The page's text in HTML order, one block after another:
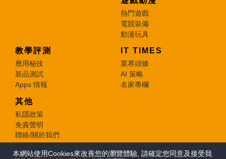
熱門遊戲
電競裝備
動漫玩具
教學評測
應用秘技
新品測試
Apps 情報
IT TIMES
業界頭條
AI 策略
名家專欄
其他
私隱政策
免責聲明
聯絡/關於我們
© 2026 e-zone. All Rights Reserved.
本網站使用Cookies來改善您的瀏覽體驗, 請確定您同意及接受我